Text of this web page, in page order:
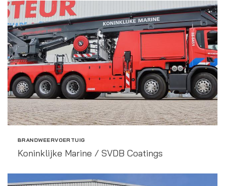
Zoeken naar

Anderen zochten ook
BRANDWEERVOERTUIG
Koninklijke Marine / SVDB Coatings